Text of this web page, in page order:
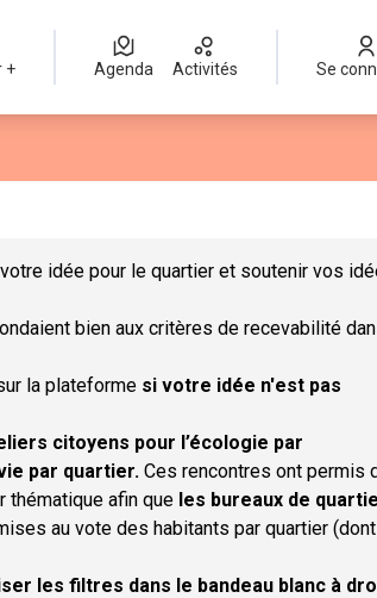
+ Agenda Activités Se
idée pour le quartier et soutenir vos
bien aux critères de recevabilité
la plateforme si votre idée n'est pas
citoyens pour l’écologie par
par quartier. Ces rencontres ont permis
thématique afin que les bureaux de
au vote des habitants par quartier
les filtres dans le bandeau blanc à